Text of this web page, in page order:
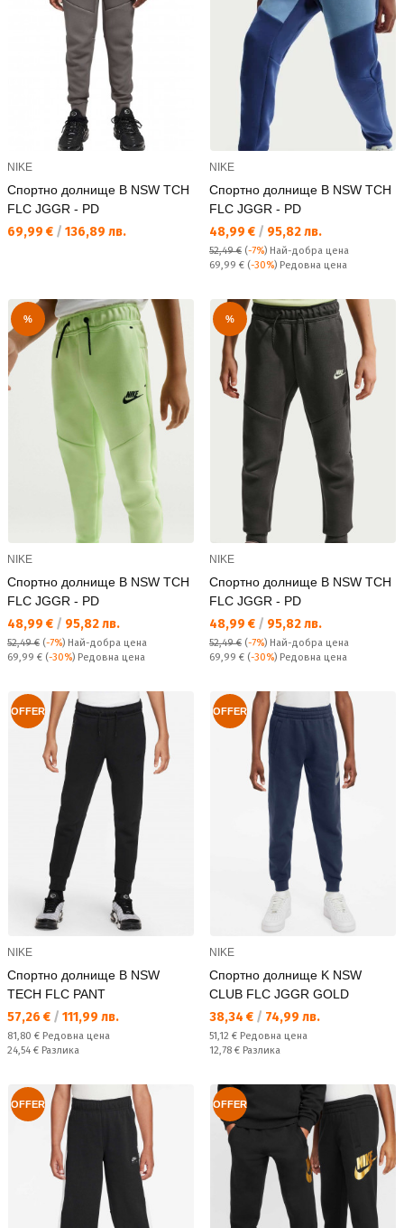
NIKE
Спортно долнище B NSW TCH
FLC JGGR - PD
Текуща цена:
69,99 € / 136,89 лв.
NIKE
Спортно долнище B NSW TCH
FLC JGGR - PD
Текуща цена:
48,99 € / 95,82 лв.
52,49 € (-7%) Най-добра цена
Редовна цена:
69,99 € (-30%) Редовна цена
%
NIKE
Спортно долнище B NSW TCH
FLC JGGR - PD
Текуща цена:
48,99 € / 95,82 лв.
52,49 € (-7%) Най-добра цена
Редовна цена:
69,99 € (-30%) Редовна цена
%
NIKE
Спортно долнище B NSW TCH
FLC JGGR - PD
Текуща цена:
48,99 € / 95,82 лв.
52,49 € (-7%) Най-добра цена
Редовна цена:
69,99 € (-30%) Редовна цена
OFFER
NIKE
Спортно долнище B NSW
TECH FLC PANT
Текуща цена:
57,26 € / 111,99 лв.
Редовна цена:
81,80 € Редовна цена
Спестявате:
24,54 € Разлика
OFFER
NIKE
Спортно долнище K NSW
CLUB FLC JGGR GOLD
Текуща цена:
38,34 € / 74,99 лв.
Редовна цена:
51,12 € Редовна цена
Спестявате:
12,78 € Разлика
OFFER OFFER